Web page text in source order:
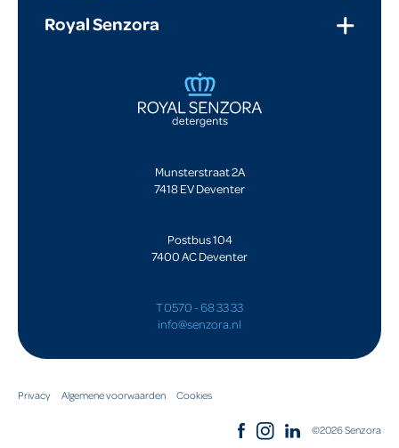
Royal Senzora
Munsterstraat 2A
7418 EV Deventer
Postbus 104
7400 AC Deventer
T 0570 - 68 33 33
info@senzora.nl
Privacy Algemene voorwaarden Cookies
©2026 Senzora